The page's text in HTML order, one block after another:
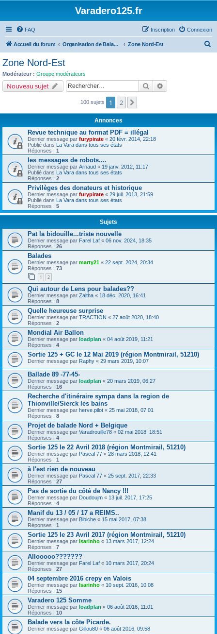
Varadero125.fr
FAQ Connexion
Inscription
Accueil du forum Organisation de Balades, Rencontres et Rassemblements... Zone Nord-Est
c
Zone Nord-Est
Modérateur : Groupe modérateurs
Nouveau sujet Rechercher
100 sujets 1 2
Annonces
Revue technique au format PDF = illégal
Dernier message par furypirate « 20 févr. 2014, 22:18
Publié dans La Vara dans tous ses états
Réponses : 1
les messages de robots....
Dernier message par Arnaud « 19 janv. 2012, 11:17
Publié dans La Vara dans tous ses états
Réponses : 2
Privilèges des donateurs et historique
Dernier message par furypirate « 29 juil. 2013, 21:59
Publié dans La Vara dans tous ses états
Réponses : 5
Sujets
Pat la bidouille...triste nouvelle
Dernier message par Farel Laf « 06 nov. 2024, 18:35
Réponses : 26
Balades
Dernier message par marty21 « 22 sept. 2024, 20:34
Réponses : 73
1 2
Qui autour de Lens pour balades??
Dernier message par Zaltha « 18 déc. 2020, 16:41
Réponses : 8
Quelle heureuse surprise
Dernier message par TRACTION « 27 août 2020, 18:40
Réponses : 2
Mondial Air Ballon
Dernier message par loadplan « 04 août 2019, 11:21
Réponses : 4
Sortie 125 + GC le 12 Mai 2019 (région Montmirail, 51210)
Dernier message par Raphy « 29 mars 2019, 10:07
Ballade 89 -77-45-
Dernier message par loadplan « 20 mars 2019, 06:27
Réponses : 16
Recherche d'itinéraire sympa dans la region de
Thionville/Sierck les bains
Dernier message par herve.pilot « 25 mai 2018, 07:01
Réponses : 8
Projet de balade Nord + Belgique
Dernier message par Varadrouille78 « 02 mai 2018, 18:51
Réponses : 4
Sortie 125 le 22 Avril 2018 (région Montmirail, 51210)
Dernier message par Pascal 77 « 28 mars 2018, 12:41
Réponses : 1
à l'est rien de nouveau
Dernier message par Pascal 77 « 25 sept. 2017, 22:33
Réponses : 27
Pas de sortie du côté de Nancy !!!
Dernier message par Doudoujm « 13 juil. 2017, 17:25
Réponses : 4
Manif du 13 / 05 / 17 a REIMS..
Dernier message par Bibiche « 15 mai 2017, 07:38
Réponses : 1
Sortie 125 le 23 Avril 2017 (région Montmirail, 51210)
Dernier message par Isarinho « 13 mars 2017, 12:24
Réponses : 7
Allooooo???????
Dernier message par Farel Laf « 10 mars 2017, 20:24
Réponses : 27
04 septembre 2016 crepy en Valois
Dernier message par Isarinho « 10 sept. 2016, 10:08
Réponses : 15
Varadero 125 Somme
Dernier message par loadplan « 06 août 2016, 11:01
Réponses : 10
Balade vers la côte Picarde.
Dernier message par Gillou80 « 06 août 2016, 09:58